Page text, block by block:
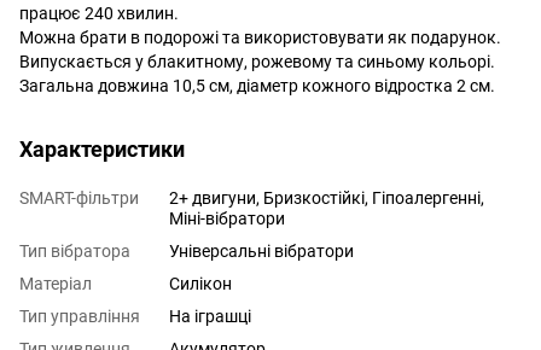
працює 240 хвилин.
Можна брати в подорожі та використовувати як подарунок.
Випускається у блакитному, рожевому та синьому кольорі.
Загальна довжина 10,5 см, діаметр кожного відростка 2 см.
Характеристики
SMART-фільтри
2+ двигуни, Бризкостійкі, Гіпоалергенні,
Міні-вібратори
Тип вібратора
Універсальні вібратори
Матеріал
Силікон
Тип управління
На іграшці